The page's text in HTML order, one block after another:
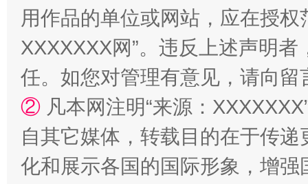
漫山遍野的桃花与雪山、麦地、白藏房 除
用作品的单位或网站，应在授
XXXXXXX网”。违反上述声明
任。如您对管理有意见，请向
② 凡本网注明“来源：
自其它媒体，转载目的在于传
化和展示各国的国际形象，增